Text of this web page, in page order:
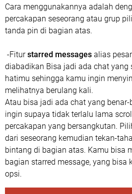
Cara menggunakannya adalah
percakapan seseorang atau grup
tanda pin di bagian atas.
-Fiturstarred messages alias
diabadikan Bisa jadi ada chat yang
hatimu sehingga kamu ingin
melihatnya berulang kali.
Atau bisa jadi ada chat yang
ingin supaya tidak terlalu lama
percakapan yang bersangkutan.
dari seseorang kemudian tekan-
bintang di bagian atas. Kamu bisa
bagian starred message, yang bisa
opsi.